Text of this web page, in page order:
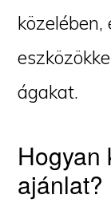
ágakat.
Hogyan
ajánlat?